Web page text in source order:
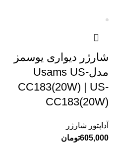
شارژر دیواری یوسمز
مدلUsams US-
CC183(20W) | US-
CC183(20W)
آداپتور شارژر
605,000تومان